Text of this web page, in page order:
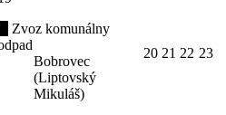
Zvoz komunálny
Bobrovec
(Liptovský
Mikuláš)
20 21 22 23